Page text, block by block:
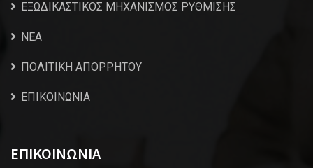
ΕΞΩΔΙΚΑΣΤΙΚΟΣ ΜΗΧΑΝΙΣΜΟΣ ΡΥΘΜΙΣΗΣ
NEA
ΠΟΛΙΤΙΚΗ ΑΠΟΡΡΗΤΟΥ
ΕΠΙΚΟΙΝΩΝΙΑ
ΕΠΙΚΟΙΝΩΝΙΑ